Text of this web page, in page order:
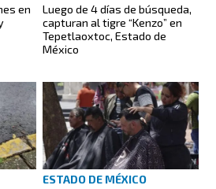
en
Luego de 4 días de búsqueda,
capturan al tigre “Kenzo” en
Tepetlaoxtoc, Estado de
México
ESTADO DE MÉXICO